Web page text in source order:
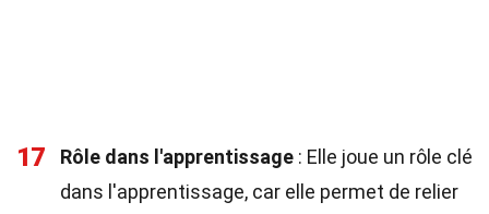
17 Rôle dans l'apprentissage : Elle joue un rôle clé
dans l'apprentissage, car elle permet de relier